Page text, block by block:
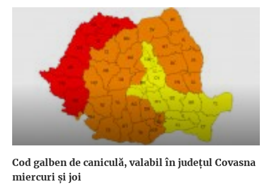
Cod galben de caniculă, valabil în judeţul Covasna
miercuri și joi